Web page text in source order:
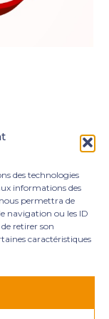
des technologies
informations des
permettra de
navigation ou les ID
retirer son
caractéristiques
97232 Le